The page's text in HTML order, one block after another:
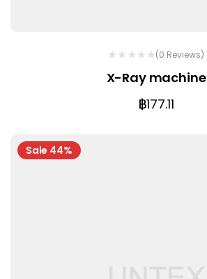
(0 Reviews)
X-Ray machine
฿177.11
Sale 44%